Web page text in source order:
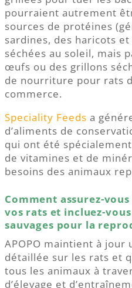
pourraient autrement
sources de protéines
sardines, des haricots
séchées au soleil, mais
œufs ou des grillons
de nourriture pour rats
commerce.
Speciality Feeds a
d’aliments de
qui ont été
de vitamines et de
besoins des animaux
Comment assurez-
vos rats et incluez-
sauvages pour la
APOPO maintient à jour
détaillée sur les rats et
tous les animaux à
d’élevage et